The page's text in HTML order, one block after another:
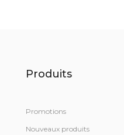
Produits
Promotions
Nouveaux produits